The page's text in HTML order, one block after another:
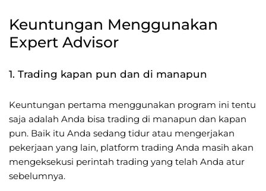
Keuntungan Menggunakan
Expert Advisor
1. Trading kapan pun dan di manapun
Keuntungan pertama menggunakan program ini tentu
saja adalah Anda bisa trading di manapun dan kapan
pun. Baik itu Anda sedang tidur atau mengerjakan
pekerjaan yang lain, platform trading Anda masih akan
mengeksekusi perintah trading yang telah Anda atur
sebelumnya.